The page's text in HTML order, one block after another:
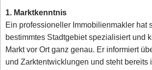
1. Marktkenntnis
Ein professioneller Immobilienmakler hat
bestimmtes Stadtgebiet spezialisiert und
Markt vor Ort ganz genau. Er informiert
und Zarktentwicklungen und steht bereits